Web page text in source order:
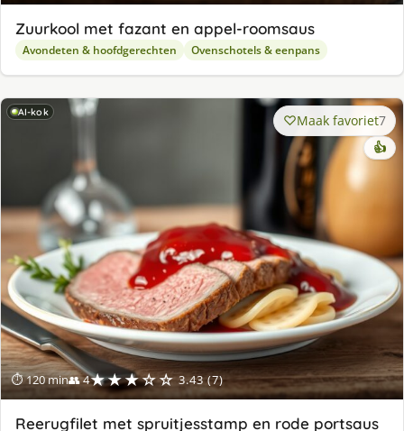
Zuurkool met fazant en appel-roomsaus
Avondeten & hoofdgerechten Ovenschotels & eenpans
AI-kok
⏱ 120 min👥 4★★★☆☆ 3.43 (7)
Maak favoriet7
👍
Reerugfilet met spruitjesstamp en rode portsaus